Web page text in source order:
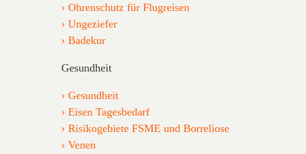
Ohrenschutz für Flugreisen
Ungeziefer
Badekur
Gesundheit
Gesundheit
Eisen Tagesbedarf
Risikogebiete FSME und Borreliose
Venen